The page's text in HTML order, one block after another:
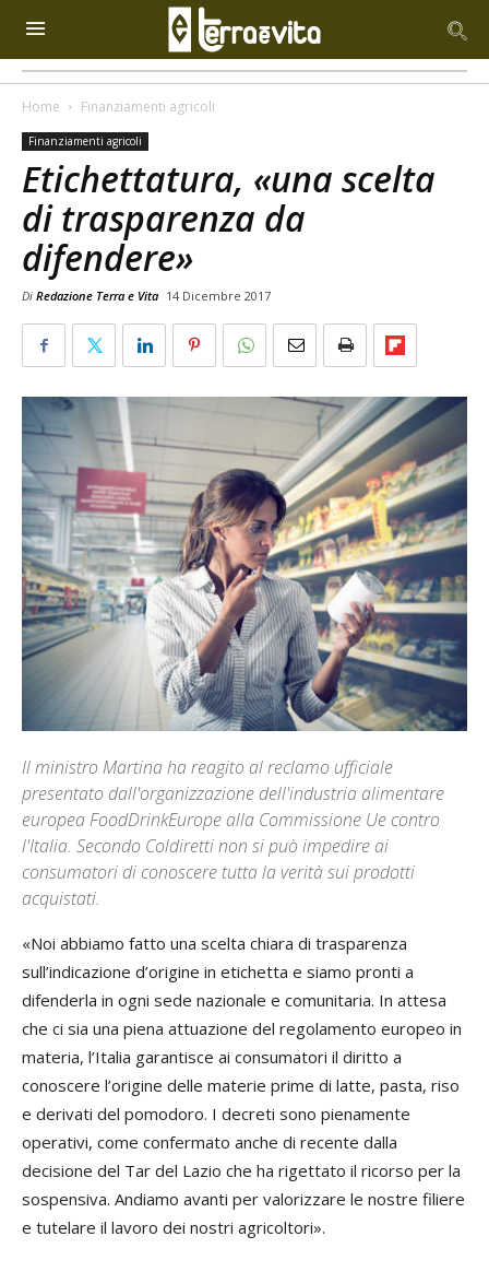
Home Finanziamenti agricoli
Finanziamenti agricoli
Etichettatura, «una scelta
di trasparenza da
difendere»
Di Redazione Terra e Vita 14 Dicembre 2017
Il ministro Martina ha reagito al reclamo ufficiale
presentato dall'organizzazione dell'industria alimentare
europea FoodDrinkEurope alla Commissione Ue contro
l'Italia. Secondo Coldiretti non si può impedire ai
consumatori di conoscere tutta la verità sui prodotti
acquistati.
«Noi abbiamo fatto una scelta chiara di trasparenza
sull’indicazione d’origine in etichetta e siamo pronti a
difenderla in ogni sede nazionale e comunitaria. In attesa
che ci sia una piena attuazione del regolamento europeo in
materia, l’Italia garantisce ai consumatori il diritto a
conoscere l’origine delle materie prime di latte, pasta, riso
e derivati del pomodoro. I decreti sono pienamente
operativi, come confermato anche di recente dalla
decisione del Tar del Lazio che ha rigettato il ricorso per la
sospensiva. Andiamo avanti per valorizzare le nostre filiere
e tutelare il lavoro dei nostri agricoltori».